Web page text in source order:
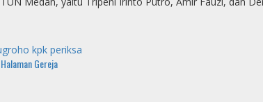
kpk periksa
Gereja